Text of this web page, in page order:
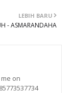
LEBIH BARU
- ASMARANDAHA
on